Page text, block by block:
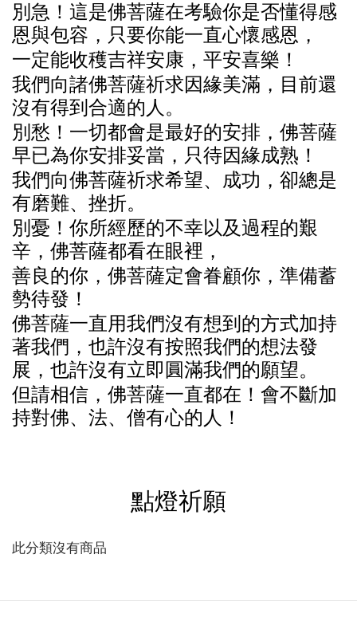
別 急！ 這是佛菩薩在考驗你是否懂得感
恩與包容，只要你能一直心懷感恩，
一定能收穫吉祥安康，平安喜樂 ！
我們向諸佛菩薩祈求因緣美滿 ，目前還
沒有得到合適的人。
別 愁！一切都會是最好的安排，佛菩薩
早已為你安排妥當 ，只待因緣成熟！
我們向佛菩薩祈求希望、成功， 卻總是
有磨難、挫折。
別憂 ！ 你所經歷的不幸以及過程的艱
辛，佛菩薩都看在眼裡 ，
善良的你 ，佛菩薩定會眷顧你 ， 準備蓄
勢待發 ！
佛菩薩一直用我們沒有想到的方式加持
著我們 ，也許沒有按照我們的想法發
展，也許沒有立即 圓滿我們的願望。
但請相信，佛菩薩一直都在！ 會不斷加
持對佛、法、僧有心的人！
點燈祈願
此分類沒有商品